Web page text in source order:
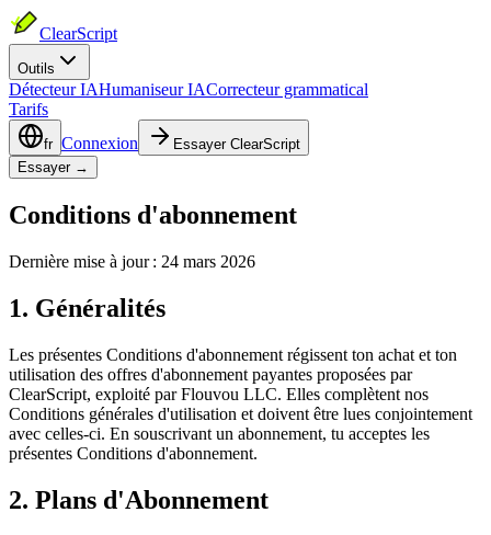
ClearScript
Outils
Détecteur IAHumaniseur IACorrecteur grammatical
Tarifs
fr Connexion
Essayer ClearScript
Essayer →
Conditions d'abonnement
Dernière mise à jour : 24 mars 2026
1. Généralités
Les présentes Conditions d'abonnement régissent ton achat et ton
utilisation des offres d'abonnement payantes proposées par
ClearScript, exploité par Flouvou LLC. Elles complètent nos
Conditions générales d'utilisation et doivent être lues conjointement
avec celles-ci. En souscrivant un abonnement, tu acceptes les
présentes Conditions d'abonnement.
2. Plans d'Abonnement